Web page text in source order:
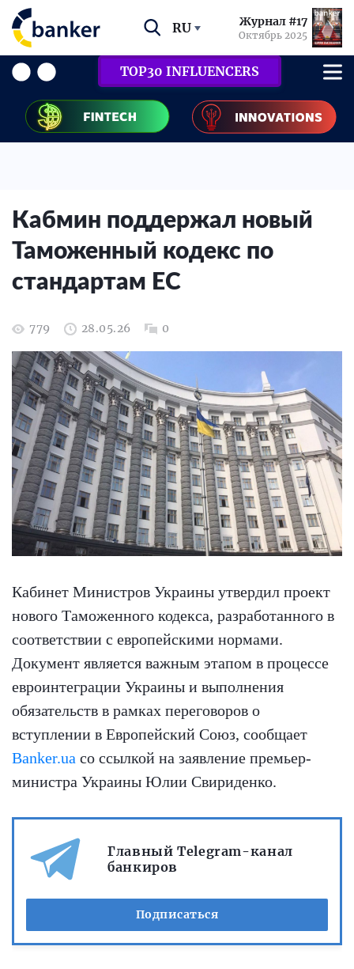
RU Журнал #17
Октябрь 2025
TOP30 INFLUENCERS
Кабмин поддержал новый
Таможенный кодекс по
стандартам ЕС
779 28.05.26 0
Кабинет Министров Украины утвердил проект
нового Таможенного кодекса, разработанного в
соответствии с европейскими нормами.
Документ является важным этапом в процессе
евроинтеграции Украины и выполнения
обязательств в рамках переговоров о
вступлении в Европейский Союз, сообщает
Banker.ua со ссылкой на заявление премьер-
министра Украины Юлии Свириденко.
Главный Telegram-канал
банкиров
Подписаться